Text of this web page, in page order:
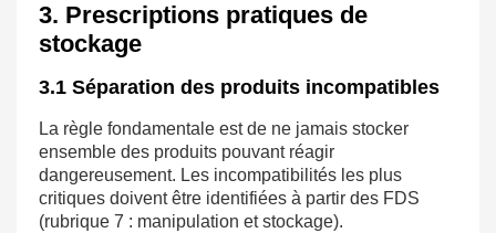
3. Prescriptions pratiques de
stockage
3.1 Séparation des produits incompatibles
La règle fondamentale est de ne jamais stocker
ensemble des produits pouvant réagir
dangereusement. Les incompatibilités les plus
critiques doivent être identifiées à partir des FDS
(rubrique 7 : manipulation et stockage).